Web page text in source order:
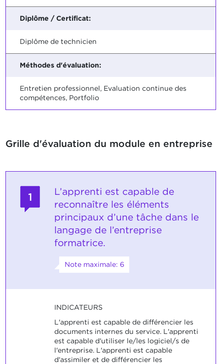
Diplôme / Certificat:
Diplôme de technicien
Méthodes d'évaluation:
Entretien professionnel, Evaluation continue des
compétences, Portfolio
Grille d'évaluation du module en entreprise
1
L’apprenti est capable de
reconnaître les éléments
principaux d’une tâche dans le
langage de l’entreprise
formatrice.
Note maximale: 6
INDICATEURS
L'apprenti est capable de différencier les
documents internes du service. L'apprenti
est capable d'utiliser le/les logiciel/s de
l'entreprise. L'apprenti est capable
d'assimiler et de différencier les